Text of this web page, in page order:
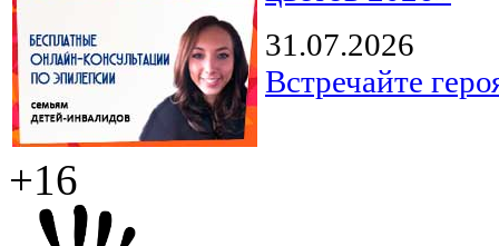
31.07.2026
Встречайте
+16